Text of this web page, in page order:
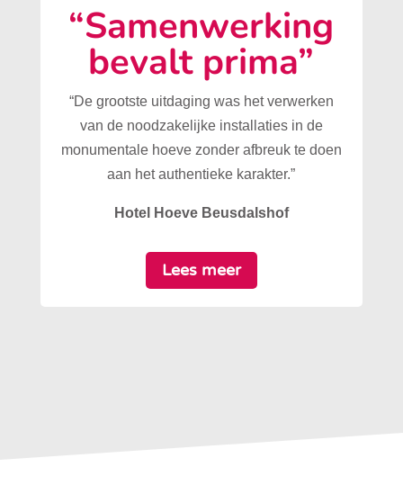
“Samenwerking
bevalt prima”
“De grootste uitdaging was het verwerken
van de noodzakelijke installaties in de
monumentale hoeve zonder afbreuk te doen
aan het authentieke karakter.”
Hotel Hoeve Beusdalshof
Lees meer